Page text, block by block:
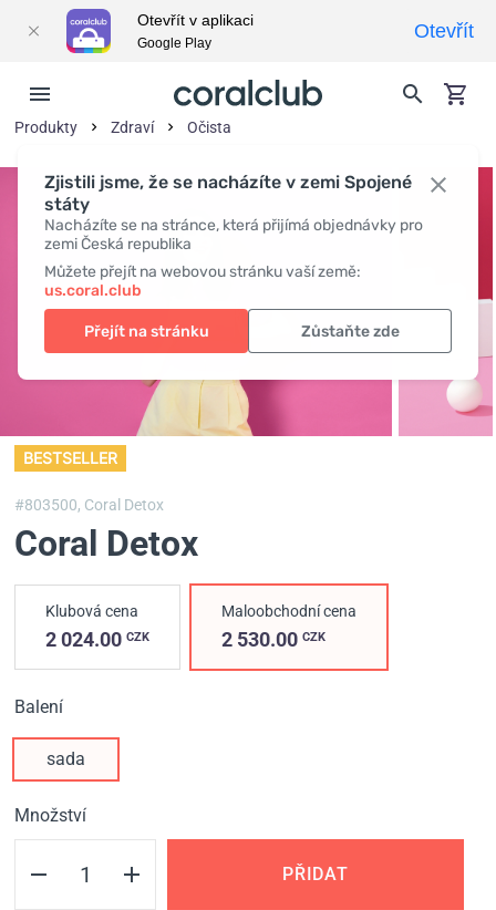
Zjistili jsme, že se nacházíte v zemi Spojené
státy
Nacházíte se na stránce, která přijímá objednávky pro
zemi Česká republika
Můžete přejít na webovou stránku vaší země:
us.coral.club
Přejít na stránku Zůstaňte zde
Produkty Zdraví Očista
BESTSELLER
#803500, Coral Detox
Coral Detox
Klubová cena
2 024.00 CZK
Maloobchodní cena
2 530.00CZK
Balení
sada
Množství
PŘIDAT
Otevřít v aplikaci
Google Play
Otevřít